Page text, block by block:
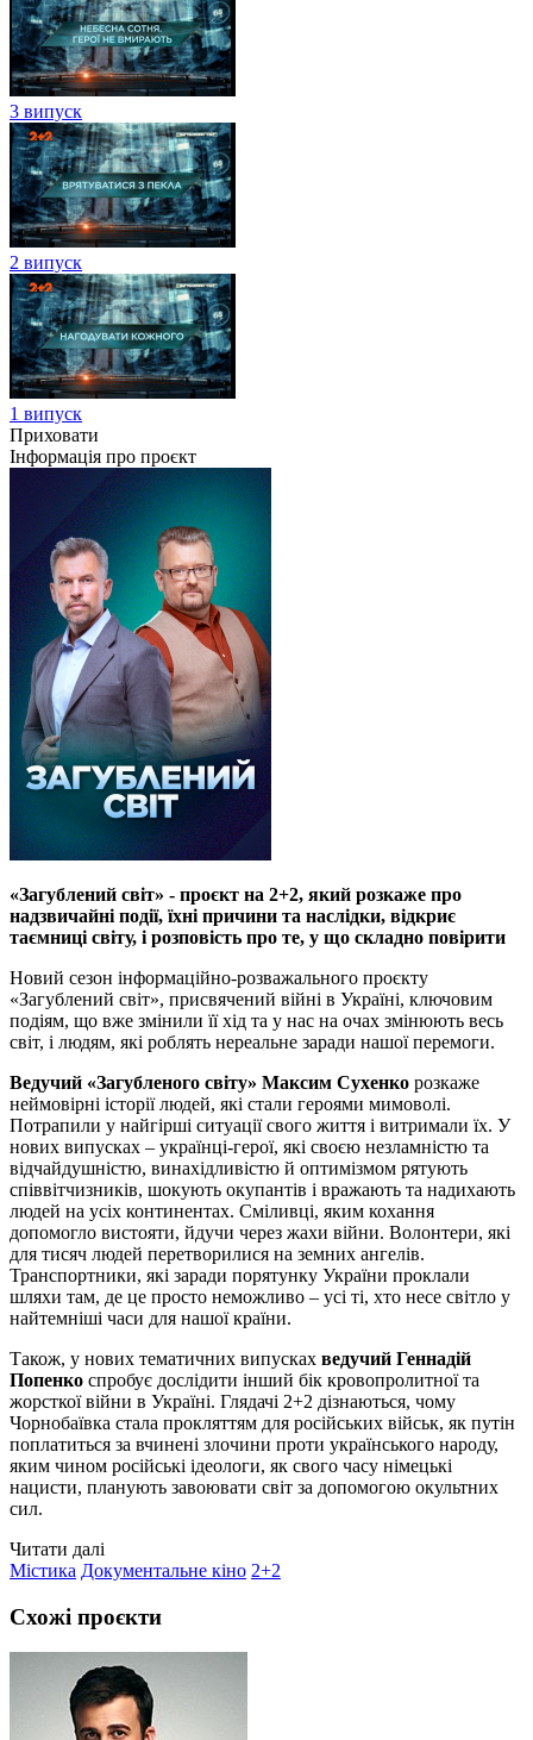
3 випуск
2 випуск
1 випуск
Приховати
Інформація про проєкт
«Загублений світ» - проєкт на 2+2, який розкаже про
надзвичайні події, їхні причини та наслідки, відкриє
таємниці світу, і розповість про те, у що складно повірити
Новий сезон інформаційно-розважального проєкту
«Загублений світ», присвячений війні в Україні, ключовим
подіям, що вже змінили її хід та у нас на очах змінюють весь
світ, і людям, які роблять нереальне заради нашої перемоги.
Ведучий «Загубленого світу» Максим Сухенко розкаже
неймовірні історії людей, які стали героями мимоволі.
Потрапили у найгірші ситуації свого життя і витримали їх. У
нових випусках – українці-герої, які своєю незламністю та
відчайдушністю, винахідливістю й оптимізмом рятують
співвітчизників, шокують окупантів і вражають та надихають
людей на усіх континентах. Сміливці, яким кохання
допомогло вистояти, йдучи через жахи війни. Волонтери, які
для тисяч людей перетворилися на земних ангелів.
Транспортники, які заради порятунку України проклали
шляхи там, де це просто неможливо – усі ті, хто несе світло у
найтемніші часи для нашої країни.
Також, у нових тематичних випусках ведучий Геннадій
Попенко спробує дослідити інший бік кровопролитної та
жорсткої війни в Україні. Глядачі 2+2 дізнаються, чому
Чорнобаївка стала прокляттям для російських військ, як путін
поплатиться за вчинені злочини проти українського народу,
яким чином російські ідеологи, як свого часу німецькі
нацисти, планують завоювати світ за допомогою окультних
сил.
Читати далі
Містика Документальне кіно 2+2
Схожі проєкти